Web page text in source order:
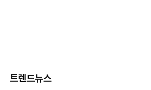
트렌드뉴스